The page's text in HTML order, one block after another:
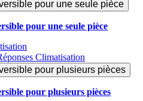
pour une seule pièce
pour une seule pièce
Climatisation
pour plusieurs pièces
pour plusieurs pièces